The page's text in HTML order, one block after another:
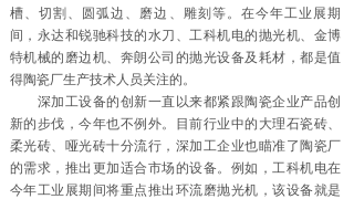
槽、切割、圆弧边、磨边、雕刻等。在今年工业展期
间，永达和锐驰科技的水刀、工科机电的抛光机、金博
特机械的磨边机、奔朗公司的抛光设备及耗材，都是值
得陶瓷厂生产技术人员关注的。
深加工设备的创新一直以来都紧跟陶瓷企业产品创
新的步伐，今年也不例外。目前行业中的大理石瓷砖、
柔光砖、哑光砖十分流行，深加工企业也瞄准了陶瓷厂
的需求，推出更加适合市场的设备。例如，工科机电在
今年工业展期间将重点推出环流磨抛光机，该设备就是